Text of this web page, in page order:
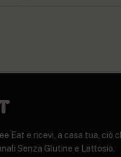
Eat e ricevi, a casa tua, ciò
Senza Glutine e Lattosio.